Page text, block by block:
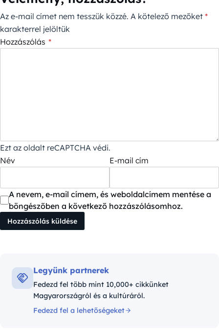
Az e-mail címet nem tesszük közzé. A kötelező mezőket *
karakterrel jelöltük
Hozzászólás *
Ezt az oldalt reCAPTCHA védi.
Név
E-mail cím
A nevem, e-mail címem, és weboldalcímem mentése a
böngészőben a következő hozzászólásomhoz.
Legyünk partnerek
Fedezd fel több mint 10,000+ cikkünket
Magyarországról és a kultúráról.
Fedezd fel a lehetőségeket